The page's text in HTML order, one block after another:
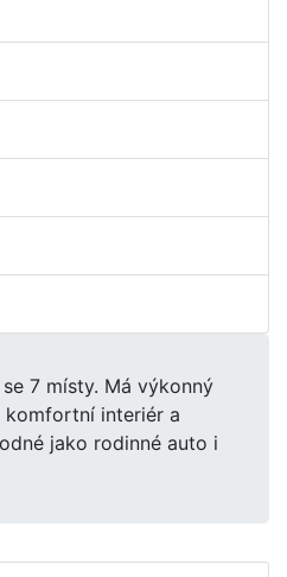
7 místy. Má výkonný
komfortní interiér a
jako rodinné auto i